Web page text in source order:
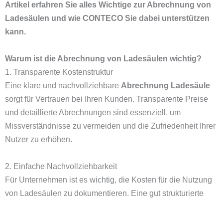
Artikel erfahren Sie alles Wichtige zur Abrechnung von
Ladesäulen und wie CONTECO Sie dabei unterstützen
kann.
Warum ist die Abrechnung von Ladesäulen wichtig?
1. Transparente Kostenstruktur
Eine klare und nachvollziehbare Abrechnung Ladesäule
sorgt für Vertrauen bei Ihren Kunden. Transparente Preise
und detaillierte Abrechnungen sind essenziell, um
Missverständnisse zu vermeiden und die Zufriedenheit Ihrer
Nutzer zu erhöhen.
2. Einfache Nachvollziehbarkeit
Für Unternehmen ist es wichtig, die Kosten für die Nutzung
von Ladesäulen zu dokumentieren. Eine gut strukturierte